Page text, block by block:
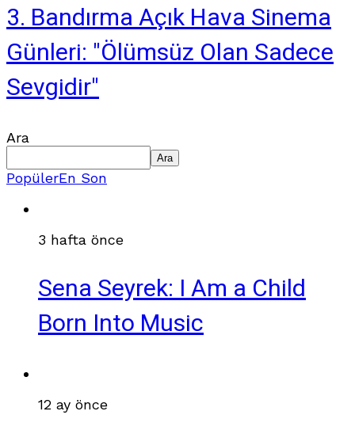
3. Bandırma Açık Hava Sinema
Günleri: "Ölümsüz Olan Sadece
Sevgidir"
Ara
Ara
PopülerEn Son
3 hafta önce
Sena Seyrek: I Am a Child
Born Into Music
12 ay önce